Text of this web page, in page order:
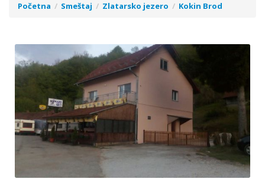
Početna Smeštaj Zlatarsko jezero Kokin Brod